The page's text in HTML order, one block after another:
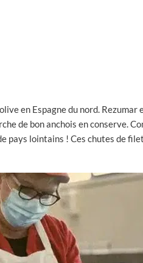
en Espagne du nord.
de bon anchois en conserve.
pays lointains ! Ces chutes de